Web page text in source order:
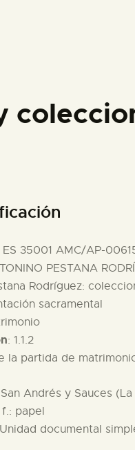
ES 35001 AMC/AP-
PESTANA
Rodríguez:
sacramental
: 1.1.2
la partida de
Andrés y Sauces (La
f.: papel
documental